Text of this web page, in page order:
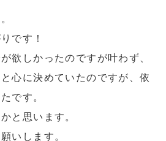
です！
欲しかったのですが叶わず、
心に決めていたのですが、依
です。
と思います。
いします。